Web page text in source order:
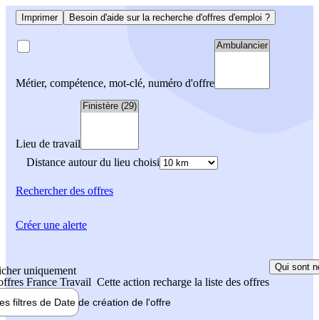
Imprimer Besoin d'aide sur la recherche d'offres d'emploi ?
Métier, compétence, mot-clé, numéro d'offre
Lieu de travail
Distance autour du lieu choisi
Rechercherdes offres
uniquement
France Travail Cette action recharge la liste des offres
Qui sont
filtres de Date de création de l'offre
Créer une alerte